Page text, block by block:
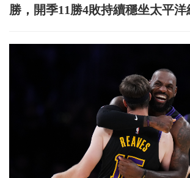
勝，開季11勝4敗持續穩坐太平洋